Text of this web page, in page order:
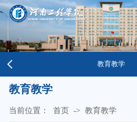
教育教学
教育教学
当前位置： 首页 -> 教育教学